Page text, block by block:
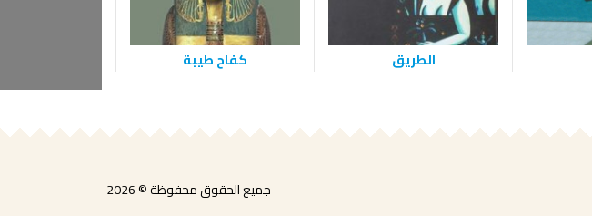
الطريق كفاح طيبة
جميع الحقوق محفوظة © 2026